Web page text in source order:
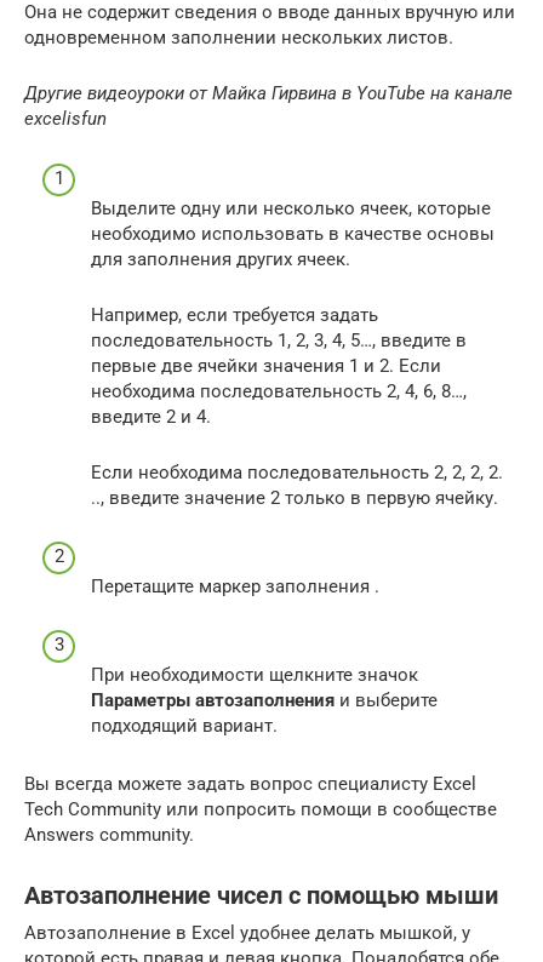
Она не содержит сведения о вводе данных вручную или
одновременном заполнении нескольких листов.
Другие видеоуроки от Майка Гирвина в YouTube на канале
excelisfun
Выделите одну или несколько ячеек, которые
необходимо использовать в качестве основы
для заполнения других ячеек.
Например, если требуется задать
последовательность 1, 2, 3, 4, 5…, введите в
первые две ячейки значения 1 и 2. Если
необходима последовательность 2, 4, 6, 8…,
введите 2 и 4.
Если необходима последовательность 2, 2, 2, 2.
.., введите значение 2 только в первую ячейку.
Перетащите маркер заполнения .
При необходимости щелкните значок
Параметры автозаполнения и выберите
подходящий вариант.
Вы всегда можете задать вопрос специалисту Excel
Tech Community или попросить помощи в сообществе
Answers community.
Автозаполнение чисел с помощью мыши
Автозаполнение в Excel удобнее делать мышкой, у